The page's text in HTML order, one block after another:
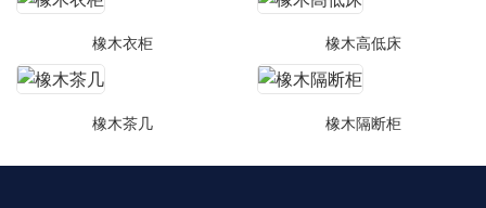
橡木衣柜 橡木高低床
橡木茶几 橡木隔断柜